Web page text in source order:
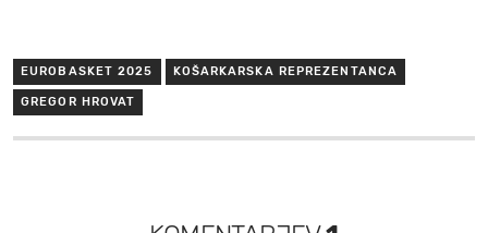
EUROBASKET 2025 KOŠARKARSKA REPREZENTANCA
GREGOR HROVAT